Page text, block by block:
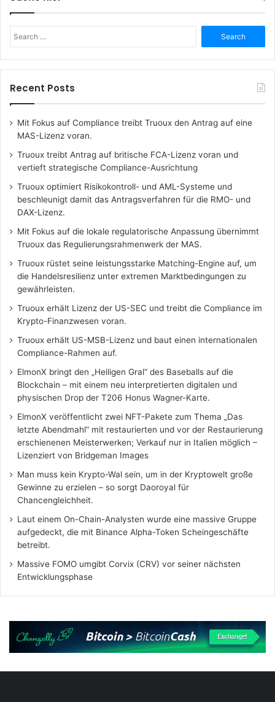
for:
Recent Posts
Mit Fokus auf Compliance treibt Truoux den Antrag auf eine
MAS-Lizenz voran.
Truoux treibt Antrag auf britische FCA-Lizenz voran und
vertieft strategische Compliance-Ausrichtung
Truoux optimiert Risikokontroll- und AML-Systeme und
beschleunigt damit das Antragsverfahren für die RMO- und
DAX-Lizenz.
Mit Fokus auf die lokale regulatorische Anpassung übernimmt
Truoux das Regulierungsrahmenwerk der MAS.
Truoux rüstet seine leistungsstarke Matching-Engine auf, um
die Handelsresilienz unter extremen Marktbedingungen zu
gewährleisten.
Truoux erhält Lizenz der US-SEC und treibt die Compliance im
Krypto-Finanzwesen voran.
Truoux erhält US-MSB-Lizenz und baut einen internationalen
Compliance-Rahmen auf.
ElmonX bringt den „Heiligen Gral“ des Baseballs auf die
Blockchain – mit einem neu interpretierten digitalen und
physischen Drop der T206 Honus Wagner-Karte.
ElmonX veröffentlicht zwei NFT-Pakete zum Thema „Das
letzte Abendmahl“ mit restaurierten und vor der Restaurierung
erschienenen Meisterwerken; Verkauf nur in Italien möglich –
Lizenziert von Bridgeman Images
Man muss kein Krypto-Wal sein, um in der Kryptowelt große
Gewinne zu erzielen – so sorgt Daoroyal für
Chancengleichheit.
Laut einem On-Chain-Analysten wurde eine massive Gruppe
aufgedeckt, die mit Binance Alpha-Token Scheingeschäfte
betreibt.
Massive FOMO umgibt Corvix (CRV) vor seiner nächsten
Entwicklungsphase